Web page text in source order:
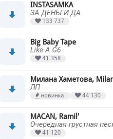
INSTASAMKA
ЗА ДЕНЬГИ ДА
133 737
Big Baby Tape
Like A G6
41 358
Милана Хаметова,
ЛП
новинка 44 130
MACAN, Ramil'
Очередная грустная
41 120